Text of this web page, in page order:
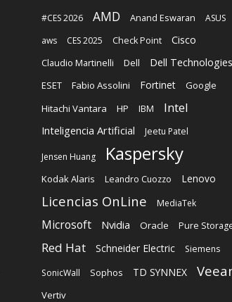
#CES 2026 AMD Anand Eswaran
ASUS
aws
CES 2025 Check Point Cisco
Claudio Martinelli Dell Dell Technologies
ESET Fabio Assolini Fortinet
Google
Hitachi Vantara
HP IBM Intel
Inteligencia Artificial Jeetu Patel
Jensen Huang Kaspersky
Kodak Alaris Leandro Cuozzo Lenovo
Licencias OnLine MediaTek
Microsoft Nvidia Oracle Pure
Red Hat Schneider Electric
Siemens
SonicWall
Sophos TD SYNNEX
Vertiv